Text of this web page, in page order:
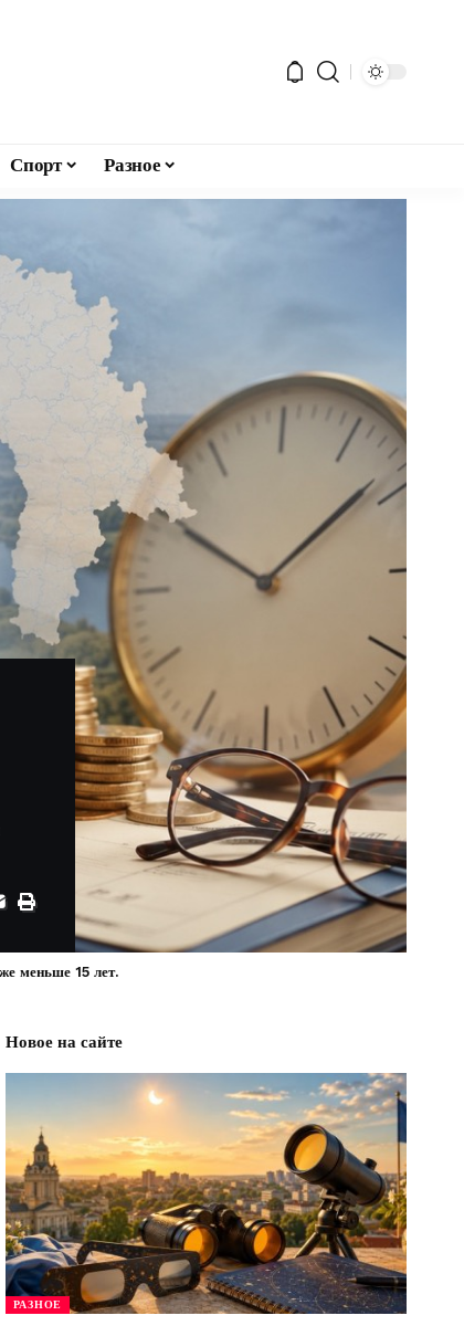
Спорт Разное
меньше 15 лет.
Новое на сайте
РАЗНОЕ